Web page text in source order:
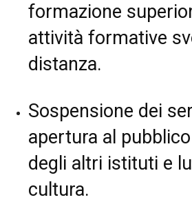
formazione
attività formative
distanza.
Sospensione dei
apertura al
degli altri istituti e
cultura.